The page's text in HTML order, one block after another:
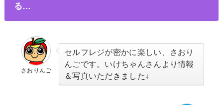
る…
さおりんご
セルフレジが密かに楽しい、さおり
んごです。いけちゃんさんより情報
＆写真いただきました↓